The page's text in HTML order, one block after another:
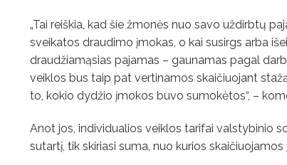
„Tai reiškia, kad šie žmonės nuo savo uždirbtų
sveikatos draudimo įmokas, o kai susirgs arba
draudžiamąsias pajamas – gaunamas pagal
veiklos bus taip pat vertinamos skaičiuojant
to, kokio dydžio įmokos buvo sumokėtos“, –
Anot jos, individualios veiklos tarifai valstybinio
sutartį, tik skiriasi suma, nuo kurios skaičiuojamos